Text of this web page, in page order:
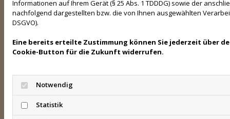
Barrierefreie-Informationstechnik-Verordnung
(BITV) anzubieten. Sollten Sie dennoch auf
Barrieren stoßen, wenden Sie sich bitte an
info@gasthof-schuetzen-villingen.de.
Bildnachweise
126594282 | © Martin/stock.adobe.com
Informationen auf Ihrem Gerät (§ 25 Abs. 1 TDDDG) sowie der
nachfolgend dargestellten bzw. die von Ihnen ausgewählten
DSGVO).
Eine bereits erteilte Zustimmung können Sie jederzeit über
Cookie-Button für die Zukunft widerrufen.
Notwendig
Statistik